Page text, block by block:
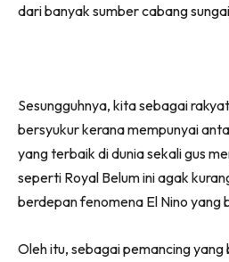
dari banyak sumber cabang
Sesungguhnya, kita sebagai
bersyukur kerana mempunyai
yang terbaik di dunia sekali gus
seperti Royal Belum ini agak
berdepan fenomena El Nino yang
Oleh itu, sebagai pemancing